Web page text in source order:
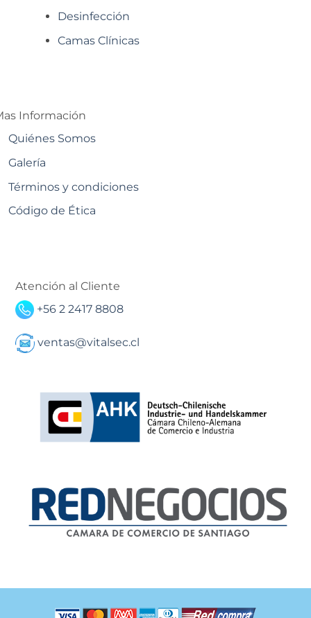
Desinfección
Camas Clínicas
Información
Quiénes Somos
Galería
Términos y condiciones
Código de Ética
Atención al Cliente
+56 2 2417 8808
ventas@vitalsec.cl